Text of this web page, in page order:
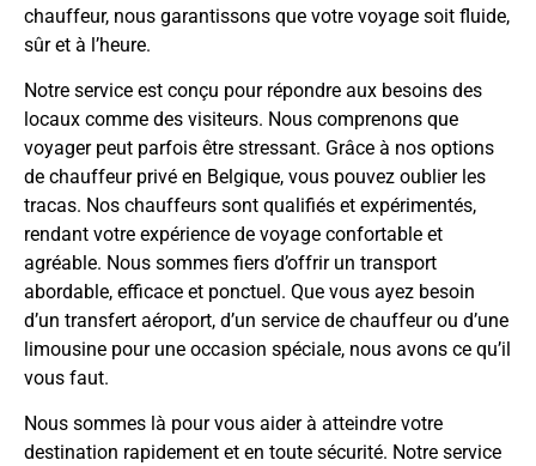
chauffeur, nous garantissons que votre voyage soit fluide,
sûr et à l’heure.
Notre service est conçu pour répondre aux besoins des
locaux comme des visiteurs. Nous comprenons que
voyager peut parfois être stressant. Grâce à nos options
de chauffeur privé en Belgique, vous pouvez oublier les
tracas. Nos chauffeurs sont qualifiés et expérimentés,
rendant votre expérience de voyage confortable et
agréable. Nous sommes fiers d’offrir un transport
abordable, efficace et ponctuel. Que vous ayez besoin
d’un transfert aéroport, d’un service de chauffeur ou d’une
limousine pour une occasion spéciale, nous avons ce qu’il
vous faut.
Nous sommes là pour vous aider à atteindre votre
destination rapidement et en toute sécurité. Notre service